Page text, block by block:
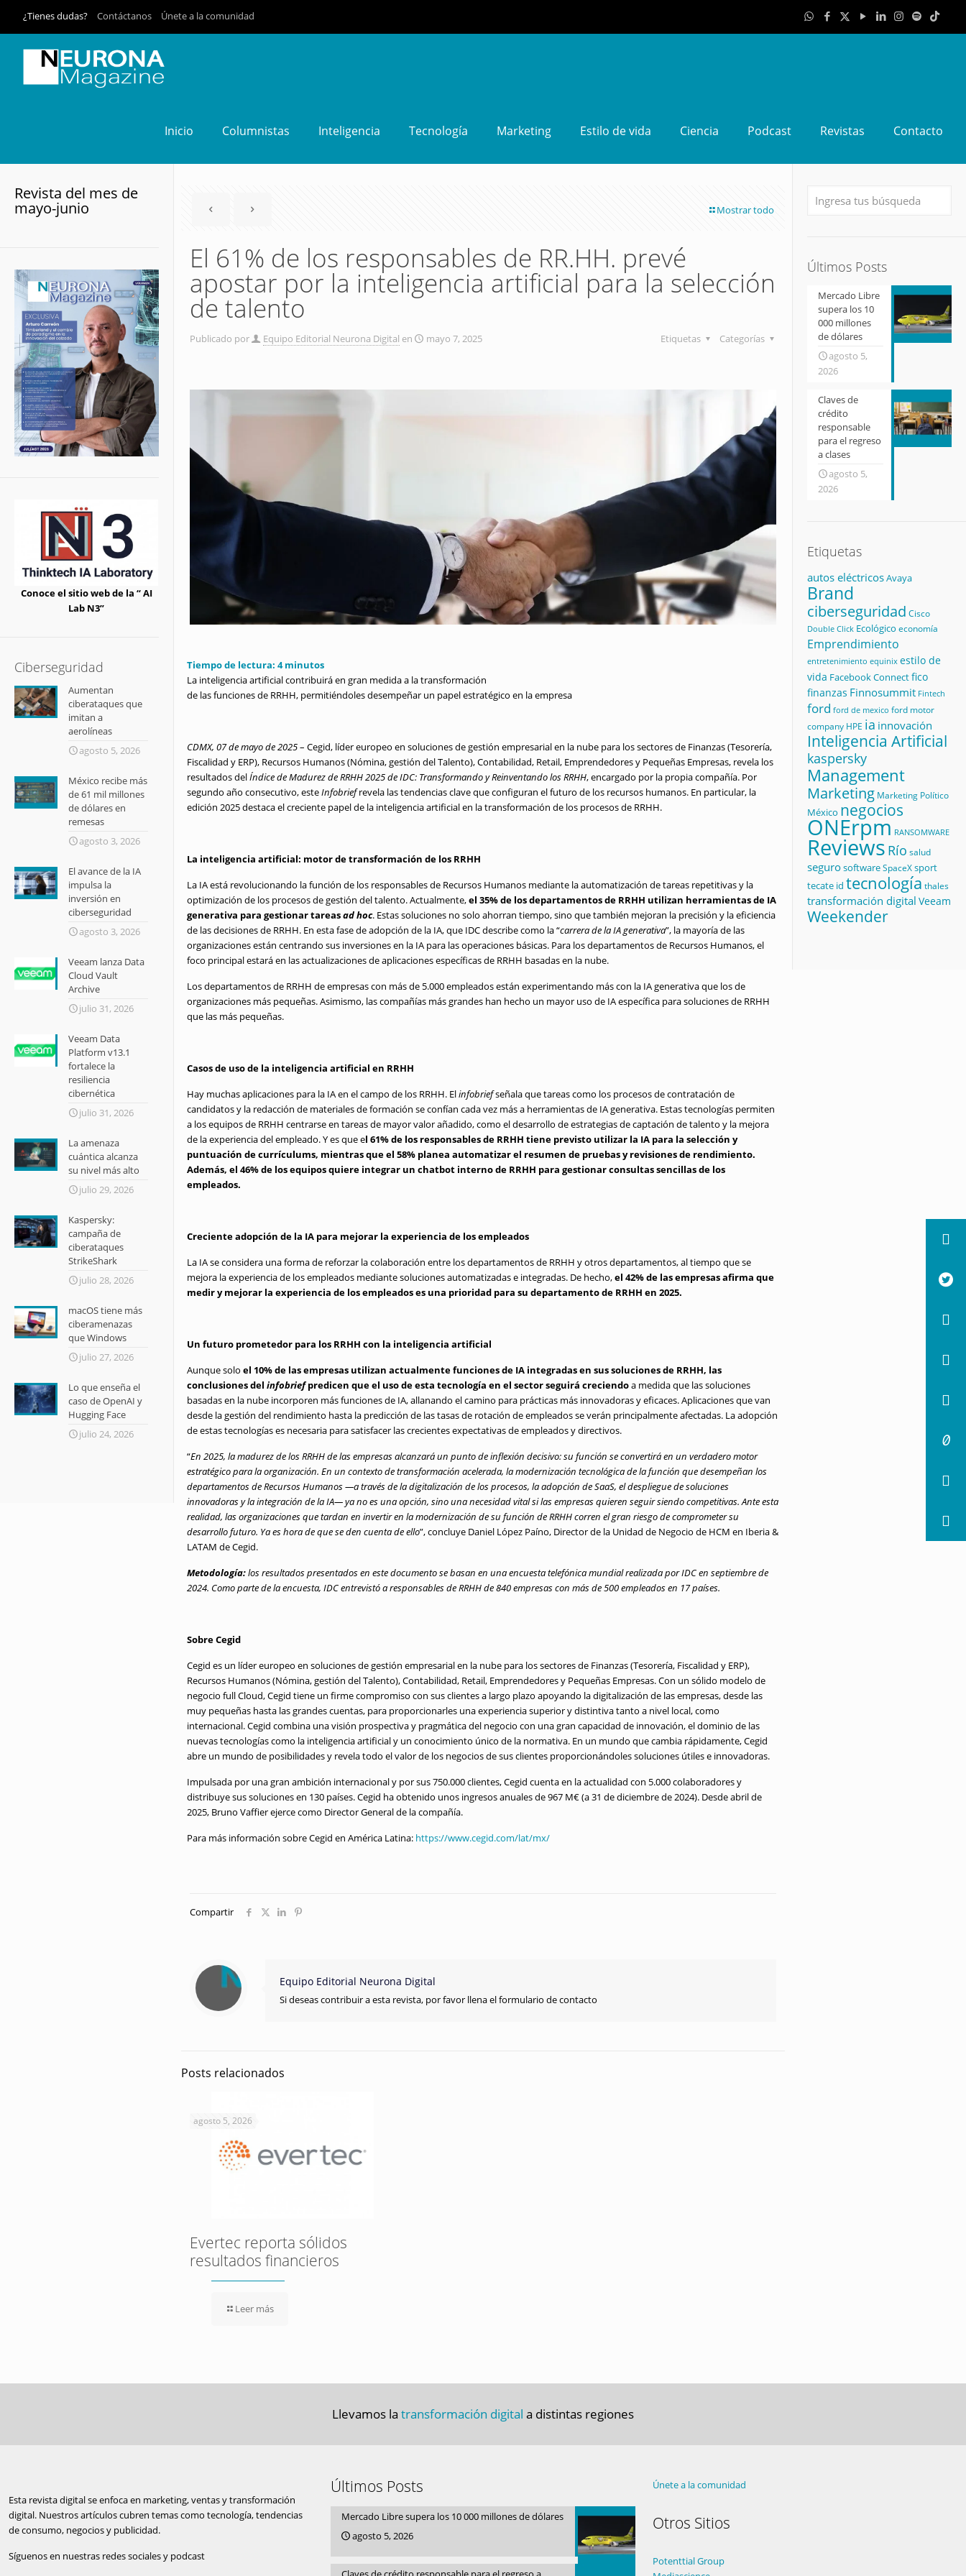
¿Tienes dudas? Contáctanos Únete a la comunidad
Inicio Columnistas Inteligencia Tecnología Marketing Estilo de vida Ciencia Podcast Revistas Contacto
Mostrar todo
El 61% de los responsables de RR.HH. prevé
apostar por la inteligencia artificial para la selección
de talento
Publicado por Equipo Editorial Neurona Digital en mayo 7, 2025 Categorías
Etiquetas
Tiempo de lectura:4 minutos
La inteligencia artificial contribuirá en gran medida a la transformación
de las funciones de RRHH, permitiéndoles desempeñar un papel estratégico en la empresa
CDMX, 07 de mayo de 2025– Cegid, líder europeo en soluciones de gestión empresarial en la nube para los sectores de Finanzas (Tesorería,
Fiscalidad y ERP), Recursos Humanos (Nómina, gestión del Talento), Contabilidad, Retail, Emprendedores y Pequeñas Empresas, revela los
resultados delÍndice de Madurez de RRHH 2025 de IDC: Transformando y Reinventando los RRHH, encargado por la propia compañía. Por
segundo año consecutivo, esteInfobriefrevela las tendencias clave que configuran el futuro de los recursos humanos. En particular, la
edición 2025 destaca el creciente papel de la inteligencia artificial en la transformación de los procesos de RRHH.
La inteligencia artificial: motor de transformación de los RRHH
La IA está revolucionando la función de los responsables de Recursos Humanos mediante la automatización de tareas repetitivas y la
optimización de los procesos de gestión del talento. Actualmente,el 35% de los departamentos de RRHH utilizan herramientas de IA
generativa para gestionar tareasad hoc. Estas soluciones no solo ahorran tiempo, sino que también mejoran la precisión y la eficiencia
de las decisiones de RRHH. En esta fase de adopción de la IA, que IDC describe como la “carrera de la IA generativa”, la mayoría de las
organizaciones están centrando sus inversiones en la IA para las operaciones básicas. Para los departamentos de Recursos Humanos, el
foco principal estará en las actualizaciones de aplicaciones específicas de RRHH basadas en la nube.
Los departamentos de RRHH de empresas con más de 5.000 empleados están experimentando más con la IA generativa que los de
organizaciones más pequeñas. Asimismo, las compañías más grandes han hecho un mayor uso de IA específica para soluciones de RRHH
que las más pequeñas.
Casos de uso de la inteligencia artificial en RRHH
Hay muchas aplicaciones para la IA en el campo de los RRHH. Elinfobriefseñala que tareas como los procesos de contratación de
candidatos y la redacción de materiales de formación se confían cada vez más a herramientas de IA generativa. Estas tecnologías permiten
a los equipos de RRHH centrarse en tareas de mayor valor añadido, como el desarrollo de estrategias de captación de talento y la mejora
de la experiencia del empleado. Y es que el 61% de los responsables de RRHH tiene previsto utilizar la IA para la selección y
puntuación de currículums, mientras que el 58% planea automatizar el resumen de pruebas y revisiones de rendimiento.
Además, el 46% de los equipos quiere integrar un chatbot interno de RRHH para gestionar consultas sencillas de los
empleados.
Creciente adopción de la IA para mejorar la experiencia de los empleados
La IA se considera una forma de reforzar la colaboración entre los departamentos de RRHH y otros departamentos, al tiempo que se
mejora la experiencia de los empleados mediante soluciones automatizadas e integradas. De hecho,el 42% de las empresas afirma que
medir y mejorar la experiencia de los empleados es una prioridad para su departamento de RRHH en 2025.
Un futuro prometedor para los RRHH con la inteligencia artificial
Aunque soloel 10% de las empresas utilizan actualmente funciones de IA integradas en sus soluciones de RRHH, las
conclusiones delinfobriefpredicen que el uso de esta tecnología en el sector seguirá creciendoa medida que las soluciones
basadas en la nube incorporen más funciones de IA, allanando el camino para prácticas más innovadoras y eficaces. Aplicaciones que van
desde la gestión del rendimiento hasta la predicción de las tasas de rotación de empleados se verán principalmente afectadas. La adopción
de estas tecnologías es necesaria para satisfacer las crecientes expectativas de empleados y directivos.
“En 2025, la madurez de los RRHH de las empresas alcanzará un punto de inflexión decisivo: su función se convertirá en un verdadero motor
estratégico para la organización. En un contexto de transformación acelerada, la modernización tecnológica de la función que desempeñan los
departamentos de Recursos Humanos —a través de la digitalización de los procesos, la adopción de SaaS, el despliegue de soluciones
innovadoras y la integración de la IA— ya no es una opción, sino una necesidad vital si las empresas quieren seguir siendo competitivas. Ante esta
realidad, las organizaciones que tardan en invertir en la modernización de su función de RRHH corren el gran riesgo de comprometer su
desarrollo futuro. Ya es hora de que se den cuenta de ello”, concluye Daniel López Paíno, Director de la Unidad de Negocio de HCM en Iberia &
LATAM de Cegid.
Metodología:los resultados presentados en este documento se basan en una encuesta telefónica mundial realizada por IDC en septiembre de
2024. Como parte de la encuesta, IDC entrevistó a responsables de RRHH de 840 empresas con más de 500 empleados en 17 países.
Sobre Cegid
Cegid es un líder europeo en soluciones de gestión empresarial en la nube para los sectores de Finanzas (Tesorería, Fiscalidad y ERP),
Recursos Humanos (Nómina, gestión del Talento), Contabilidad, Retail, Emprendedores y Pequeñas Empresas. Con un sólido modelo de
negocio full Cloud, Cegid tiene un firme compromiso con sus clientes a largo plazo apoyando la digitalización de las empresas, desde las
muy pequeñas hasta las grandes cuentas, para proporcionarles una experiencia superior y distintiva tanto a nivel local, como
internacional. Cegid combina una visión prospectiva y pragmática del negocio con una gran capacidad de innovación, el dominio de las
nuevas tecnologías como la inteligencia artificial y un conocimiento único de la normativa. En un mundo que cambia rápidamente, Cegid
abre un mundo de posibilidades y revela todo el valor de los negocios de sus clientes proporcionándoles soluciones útiles e innovadoras.
Impulsada por una gran ambición internacional y por sus 750.000 clientes, Cegid cuenta en la actualidad con 5.000 colaboradores y
distribuye sus soluciones en 130 países. Cegid ha obtenido unos ingresos anuales de 967 M€ (a 31 de diciembre de 2024). Desde abril de
2025, Bruno Vaffier ejerce como Director General de la compañía.
Para más información sobre Cegid en América Latina: https://www.cegid.com/lat/mx/
Compartir
Equipo Editorial Neurona Digital
Si deseas contribuir a esta revista, por favor llena el formulario de contacto
Posts relacionados
agosto 5, 2026
Evertec reporta sólidos
resultados financieros
Leer más
Revista del mes de
mayo-junio
Conoce el sitio web de la “ AI
Lab N3”
Ciberseguridad
Aumentan
ciberataques que
imitan a
aerolíneas
agosto 5, 2026
México recibe más
de 61 mil millones
de dólares en
remesas
agosto 3, 2026
El avance de la IA
impulsa la
inversión en
ciberseguridad
agosto 3, 2026
Veeam lanza Data
Cloud Vault
Archive
julio 31, 2026
Veeam Data
Platform v13.1
fortalece la
resiliencia
cibernética
julio 31, 2026
La amenaza
cuántica alcanza
su nivel más alto
julio 29, 2026
Kaspersky:
campaña de
ciberataques
StrikeShark
julio 28, 2026
macOS tiene más
ciberamenazas
que Windows
julio 27, 2026
Lo que enseña el
caso de OpenAI y
Hugging Face
julio 24, 2026
Últimos Posts
Mercado Libre
supera los 10
000 millones
de dólares
agosto 5,
2026
Claves de
crédito
responsable
para el regreso
a clases
agosto 5,
2026
Etiquetas
autos eléctricosAvaya
Brand
ciberseguridad Cisco
Double Click Ecológico economía
Emprendimiento
entretenimiento equinix estilo de
vida Facebook Connectfico
finanzas Finnosummit Fintech
ford ford de mexico ford motor
company HPE ia innovación
Inteligencia Artificial
kaspersky
Management
Marketing Marketing Político
México negocios
ONErpm RANSOMWARE
Reviews Río salud
segurosoftwareSpaceXsport
tecate id tecnología thales
transformación digital Veeam
Weekender
Llevamos la transformación digital a distintas regiones
Esta revista digital se enfoca en marketing, ventas y transformación
digital. Nuestros artículos cubren temas como tecnología, tendencias
de consumo, negocios y publicidad.
Síguenos en nuestras redes sociales y podcast
Últimos Posts
Mercado Libre supera los 10 000 millones de dólares
agosto 5, 2026
Únete a la comunidad
Otros Sitios
Potenttial Group